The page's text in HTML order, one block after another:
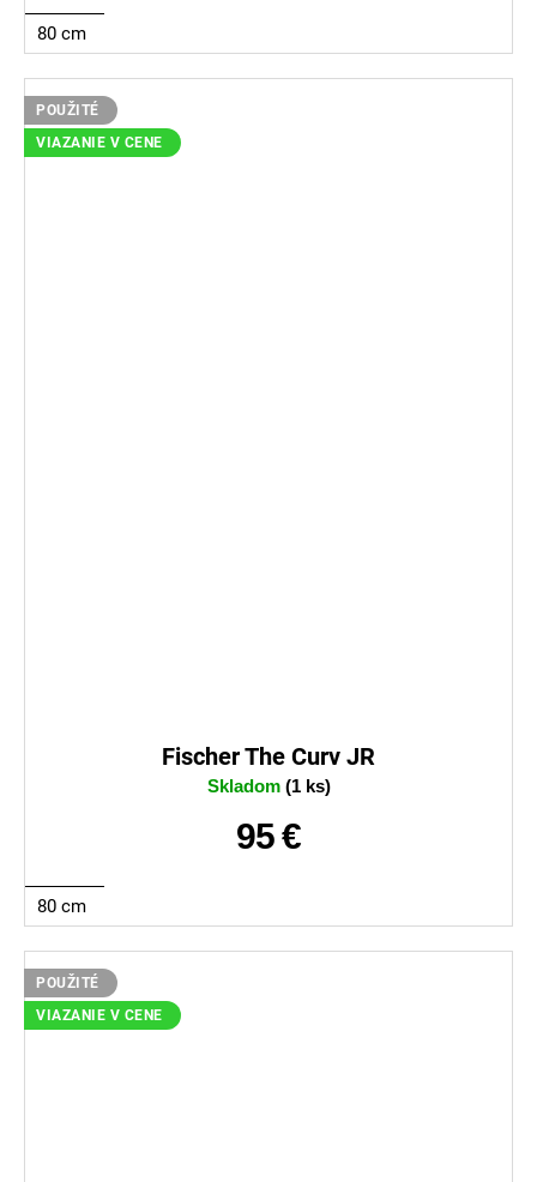
80 cm
POUŽITÉ
VIAZANIE V CENE
Fischer The Curv JR
Skladom (1 ks)
95 €
80 cm
POUŽITÉ
VIAZANIE V CENE